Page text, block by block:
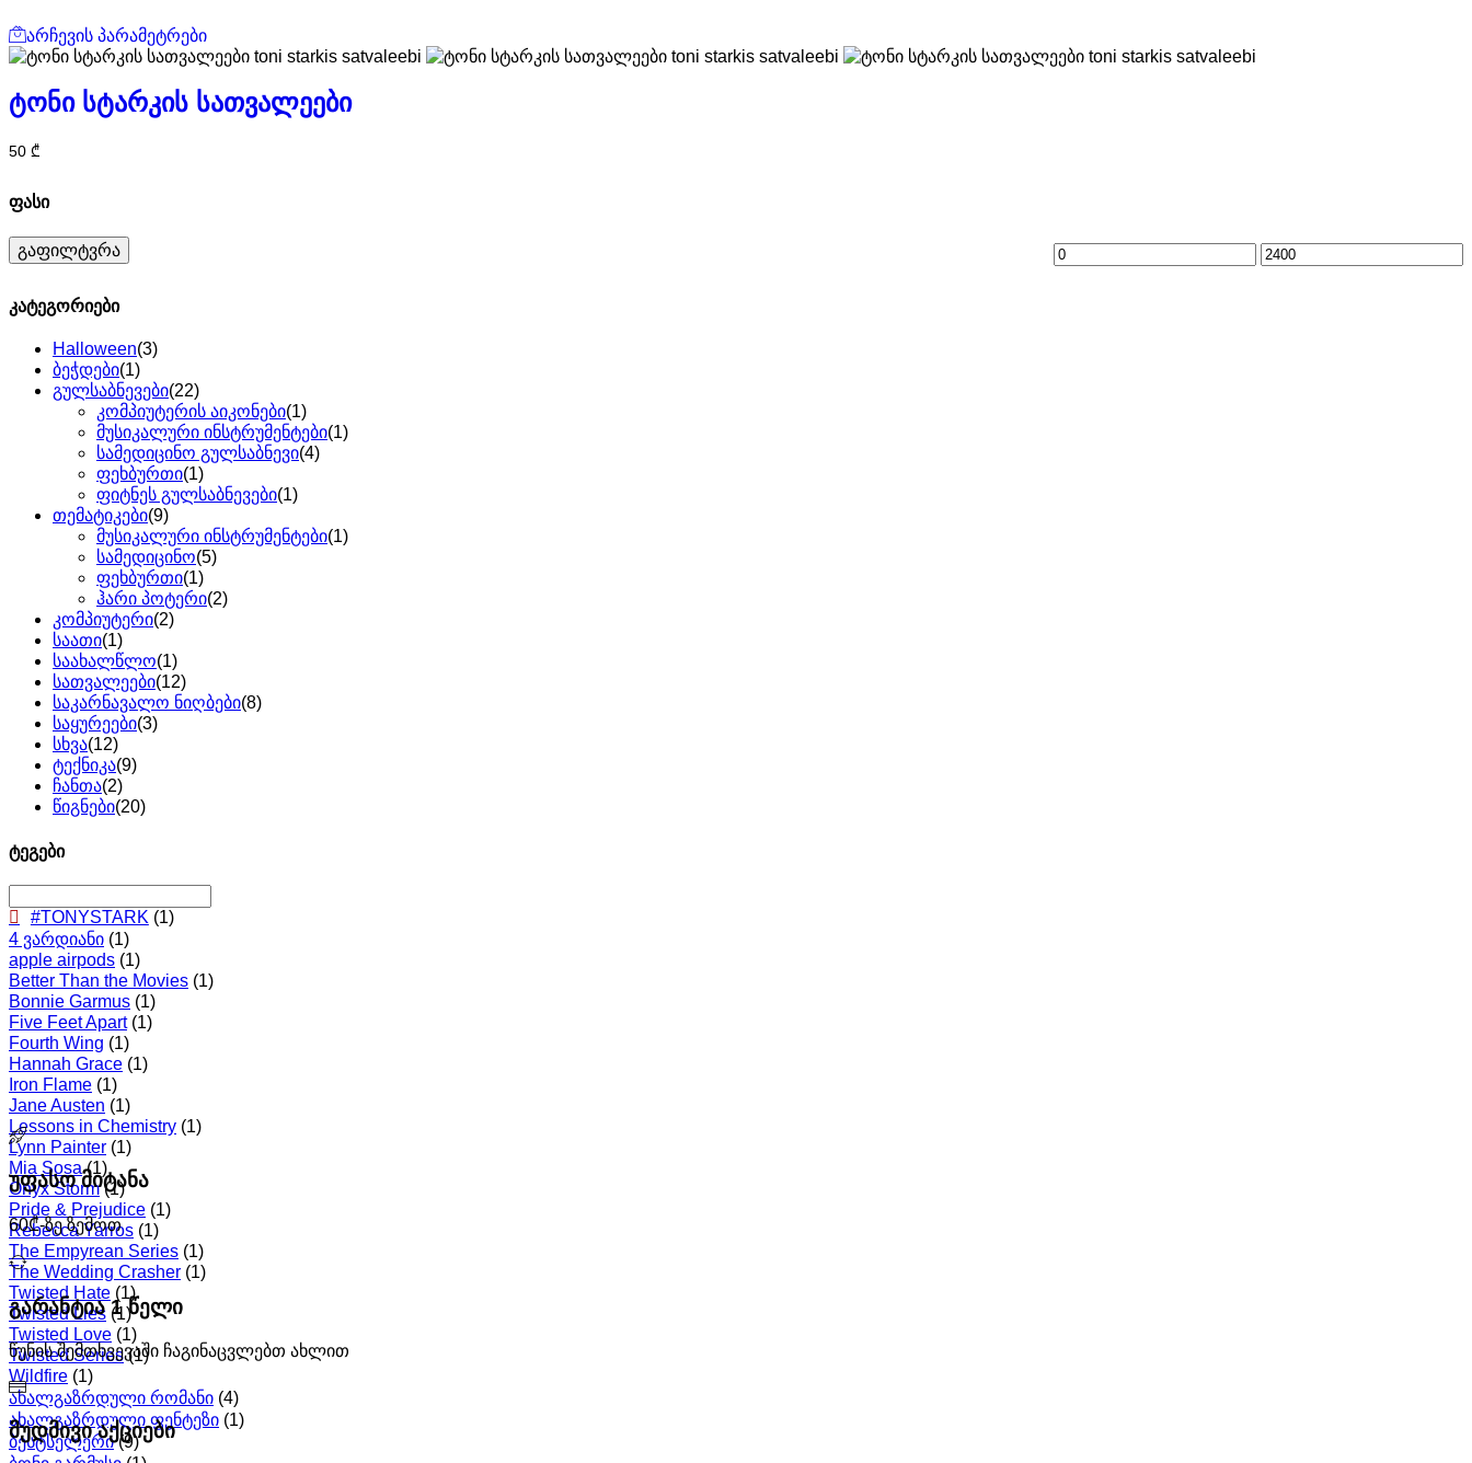
არჩევის პარამეტრები
ტონი სტარკის სათვალეები
50 ₾
ფასი
მინიმალური მაქსიმალური
გაფილტვრა
კატეგორიები
Halloween(3)
ბეჭდები(1)
გულსაბნევები(22)
კომპიუტერის აიკონები(1)
მუსიკალური ინსტრუმენტები(1)
სამედიცინო გულსაბნევი(4)
ფეხბურთი(1)
ფიტნეს გულსაბნევები(1)
თემატიკები(9)
მუსიკალური ინსტრუმენტები(1)
სამედიცინო(5)
ფეხბურთი(1)
ჰარი პოტერი(2)
კომპიუტერი(2)
საათი(1)
საახალწლო(1)
სათვალეები(12)
საკარნავალო ნიღბები(8)
საყურეები(3)
სხვა(12)
ტექნიკა(9)
ჩანთა(2)
წიგნები(20)
ტეგები
#TONYSTARK (1)
4 ვარდიანი (1)
apple airpods (1)
Better Than the Movies (1)
Bonnie Garmus (1)
Five Feet Apart (1)
Fourth Wing (1)
Hannah Grace (1)
Iron Flame (1)
Jane Austen (1)
Lessons in Chemistry (1)
Lynn Painter (1)
Mia Sosa (1)
Onyx Storm (1)
Pride & Prejudice (1)
Rebecca Yarros (1)
The Empyrean Series (1)
The Wedding Crasher (1)
Twisted Hate (1)
Twisted Lies (1)
Twisted Love (1)
Twisted Series (1)
Wildfire (1)
ახალგაზრდული რომანი (4)
ახალგაზრდული ფენტეზი (1)
ბესტსელერი (9)
უფასო მიტანა
60₾-ზე ზემოთ
გარანტია 1 წელი
წუნის შემთხვევაში ჩაგინაცვლებთ ახლით
მუდმივი აქციები